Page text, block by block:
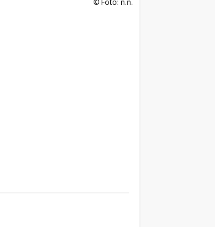
Foto: n.n.